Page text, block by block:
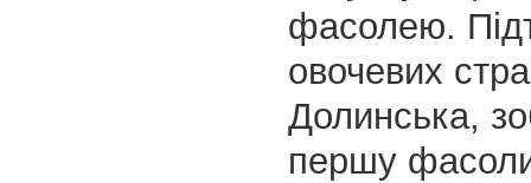
фасолею.
овочевих
Долинська,
першу